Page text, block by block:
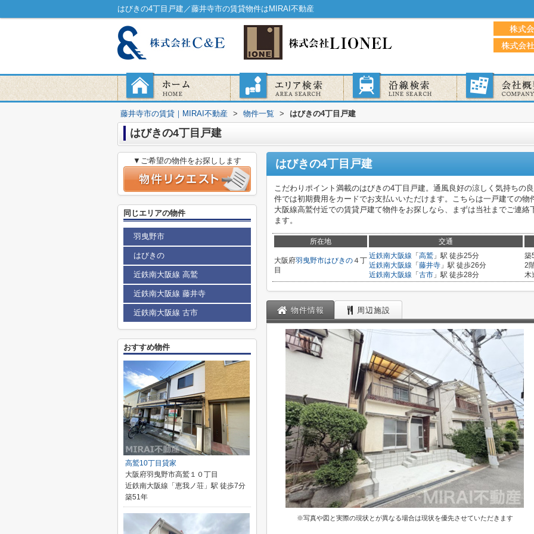
はびきの4丁目戸建／藤井寺市の賃貸物件はMIRAI不動産
藤井寺市の賃貸｜MIRAI不動産 > 物件一覧 > はびきの4丁目戸建
はびきの4丁目戸建
はびきの4丁目戸建
こだわりポイント満載のはびきの4丁目戸建。通風良好の涼しく気持ちの
件では初期費用をカードでお支払いいただけます。こちらは一戸建ての
大阪線高鷲付近での賃貸戸建て物件をお探しなら、まずは当社までご連
ます。
所在地 交通
大阪府羽曳野市はびきの４丁
目
近鉄南大阪線 「 高鷲 」駅 徒歩25分
近鉄南大阪線 「 藤井寺 」駅 徒歩26分
近鉄南大阪線 「 古市 」駅 徒歩28分
築
2
木
物件情報 周辺施設
※写真や図と実際の現状とが異なる場合は現状を優先させていただきます
▼ご希望の物件をお探しします
同じエリアの物件
羽曳野市
はびきの
近鉄南大阪線 高鷲
近鉄南大阪線 藤井寺
近鉄南大阪線 古市
おすすめ物件
高鷲10丁目貸家
大阪府羽曳野市高鷲１０丁目
近鉄南大阪線「恵我ノ荘」駅 徒歩7分
築51年